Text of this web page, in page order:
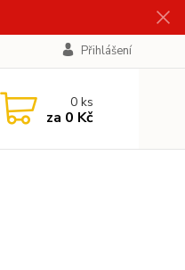
Přihlášení
0ks
za 0 Kč